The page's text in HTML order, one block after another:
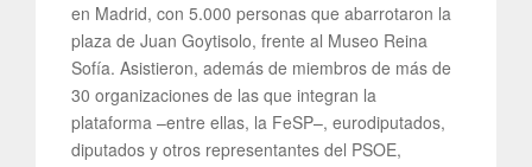
en Madrid, con 5.000 personas que abarrotaron la
plaza de Juan Goytisolo, frente al Museo Reina
Sofía. Asistieron, además de miembros de más de
30 organizaciones de las que integran la
plataforma –entre ellas, la FeSP–, eurodiputados,
diputados y otros representantes del PSOE,